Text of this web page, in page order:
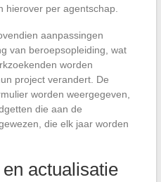
hierover per agentschap.
aanpassingen
van beroepsopleiding, wat
worden
project verandert. De
worden weergegeven,
die aan de
die elk jaar worden
actualisatie